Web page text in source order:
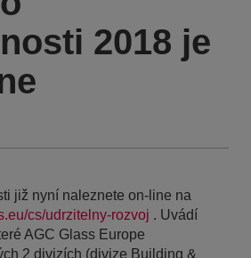
2018 je
již nyní naleznete on-line na
cs/udrzitelny-rozvoj . Uvádí
AGC Glass Europe
2 divizích (divize Building &